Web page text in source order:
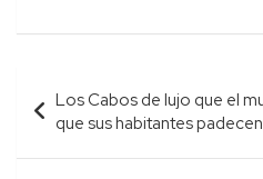
Navegación
de
entradas
Los Cabos de lujo que el
que sus habitantes padecen